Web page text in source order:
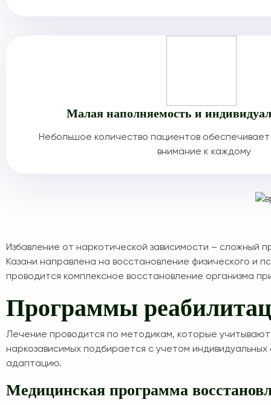
Малая наполняемость и
Небольшое количество пациентов обеспечивает
внимание к каждому
Избавление от наркотической зависимости – сложный
Казани направлена на восстановление физического и
проводится комплексное восстановление организма
Программы
Лечение проводится по методикам, которые
наркозависимых подбирается с учетом
адаптацию.
Медицинская программа